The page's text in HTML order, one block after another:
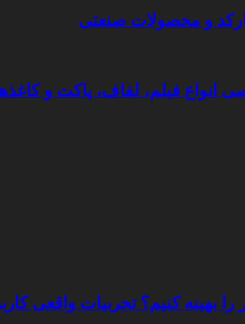
و محصولات صنعتی
انواع فیلم، لفاف، پاکت و
بهینه کنیم؟ تجربیات واقعی